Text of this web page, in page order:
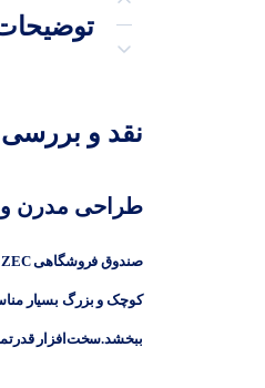
نظرات (0)
نقد و بررسی
طراحی مدرن
صندوق فروشگاهیZEC مدل ZEC-MAC6412
کوچک و بزرگ بسیار
ببخشد.سخت‌افزار